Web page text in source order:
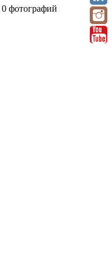
0 фотографий